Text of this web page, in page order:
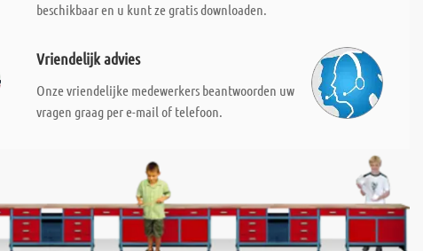
beschikbaar en u kunt ze gratis downloaden.
Vriendelijk advies
Onze vriendelijke medewerkers beantwoorden uw
vragen graag per e-mail of telefoon.